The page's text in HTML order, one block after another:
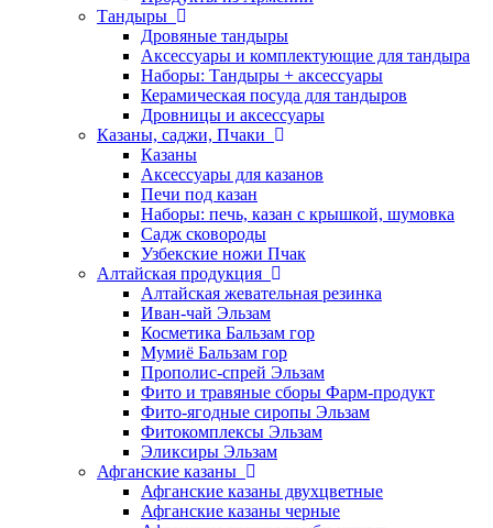
Тандыры
Дровяные тандыры
Аксессуары и комплектующие для тандыра
Наборы: Тандыры + аксессуары
Керамическая посуда для тандыров
Дровницы и аксессуары
Казаны, саджи, Пчаки
Казаны
Аксессуары для казанов
Печи под казан
Наборы: печь, казан с крышкой, шумовка
Садж сковороды
Узбекские ножи Пчак
Алтайская продукция
Алтайская жевательная резинка
Иван-чай Эльзам
Косметика Бальзам гор
Мумиё Бальзам гор
Прополис-спрей Эльзам
Фито и травяные сборы Фарм-продукт
Фито-ягодные сиропы Эльзам
Фитокомплексы Эльзам
Эликсиры Эльзам
Афганские казаны
Афганские казаны двухцветные
Афганские казаны черные